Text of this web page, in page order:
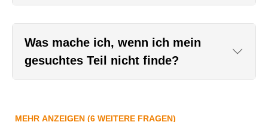
Was mache ich, wenn ich mein
gesuchtes Teil nicht finde?
MEHR ANZEIGEN (6 WEITERE FRAGEN)